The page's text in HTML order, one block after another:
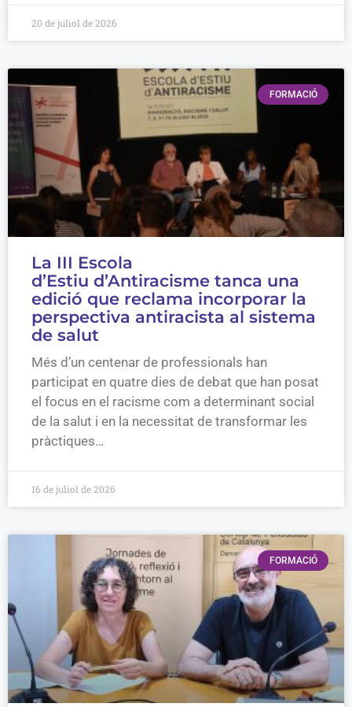
20 de juliol de 2026
FORMACIÓ
La III Escola
d’Estiu d’Antiracisme tanca una
edició que reclama incorporar la
perspectiva antiracista al sistema
de salut
Més d’un centenar de professionals han
participat en quatre dies de debat que han posat
el focus en el racisme com a determinant social
de la salut i en la necessitat de transformar les
pràctiques…
16 de juliol de 2026
FORMACIÓ